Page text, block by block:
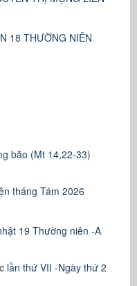
18 THƯỜNG NIÊN
bão (Mt 14,22-33)
tháng Tám 2026
19 Thường niên -A
lần thứ VII -Ngày thứ 2